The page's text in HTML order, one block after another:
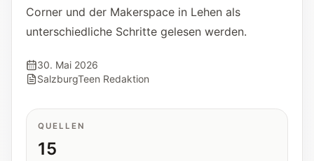
Kalender
Jugendrelevante Termine, Schnupperstunden
Interaktive Planer und schnelle
Orientierungshilfen.
Corner und der Makerspace in Lehen als
unterschiedliche Schritte gelesen werden.
30. Mai 2026
SalzburgTeen Redaktion
QUELLEN
15